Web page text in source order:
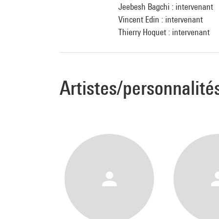
Jeebesh Bagchi : intervenant
Vincent Edin : intervenant
Thierry Hoquet : intervenant
Artistes/